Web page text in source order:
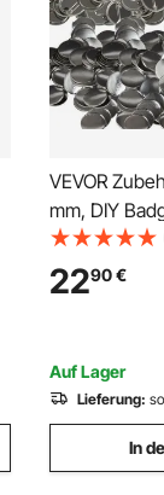
VEVOR
mm, DIY
Ersatzteile
250 + 250
2290€
Auf Lager
Lieferung:
In